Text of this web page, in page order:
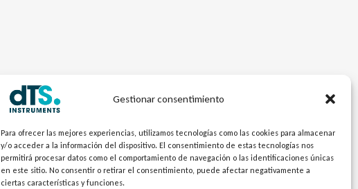
Gestionar consentimiento
Para ofrecer las mejores experiencias, utilizamos tecnologías como las cookies para almacenar
y/o acceder a la información del dispositivo. El consentimiento de estas tecnologías nos
permitirá procesar datos como el comportamiento de navegación o las identificaciones únicas
en este sitio. No consentir o retirar el consentimiento, puede afectar negativamente a
ciertas características y funciones.